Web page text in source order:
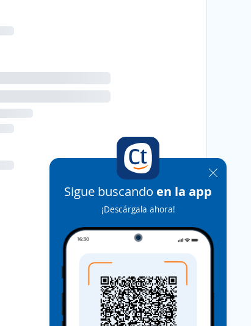
Sigue buscando en la app
¡Descárgala ahora!